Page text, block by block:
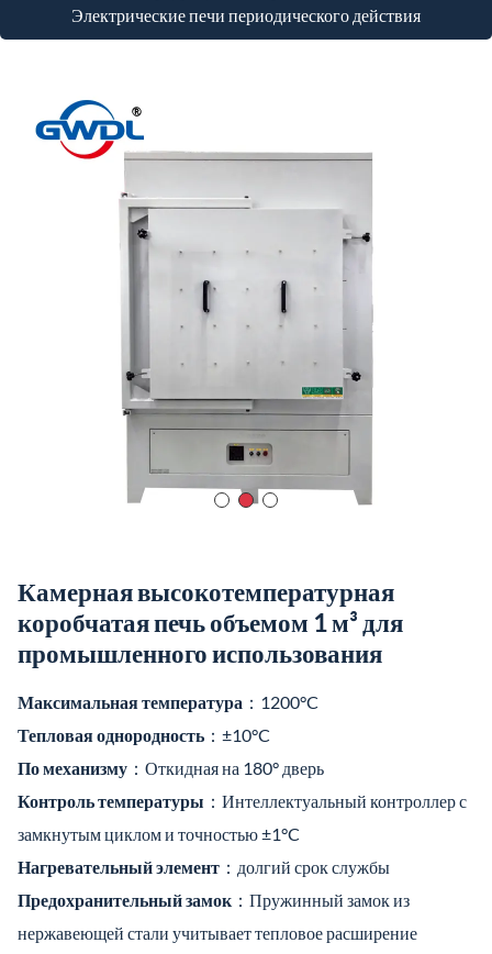
Электрические печи периодического действия
Камерная высокотемпературная
коробчатая печь объемом 1 м³ для
промышленного использования
Максимальная температура ：1200°C
Тепловая однородность ：±10°C
По механизму ：Откидная на 180° дверь
Контроль температуры ：Интеллектуальный контроллер с
замкнутым циклом и точностью ±1°C
Нагревательный элемент ：долгий срок службы
Предохранительный замок ：Пружинный замок из
нержавеющей стали учитывает тепловое расширение